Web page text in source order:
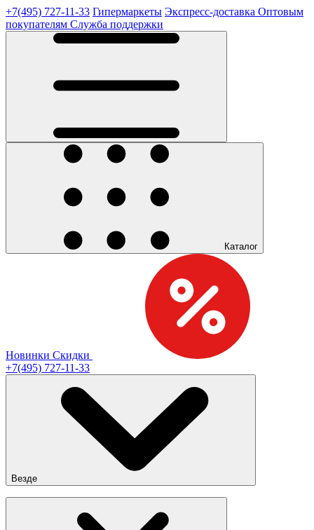
+7(495) 727-11-33 Гипермаркеты Экспресс-доставка Оптовым
покупателям Служба поддержки
Каталог
Новинки Скидки
+7(495) 727-11-33
Везде